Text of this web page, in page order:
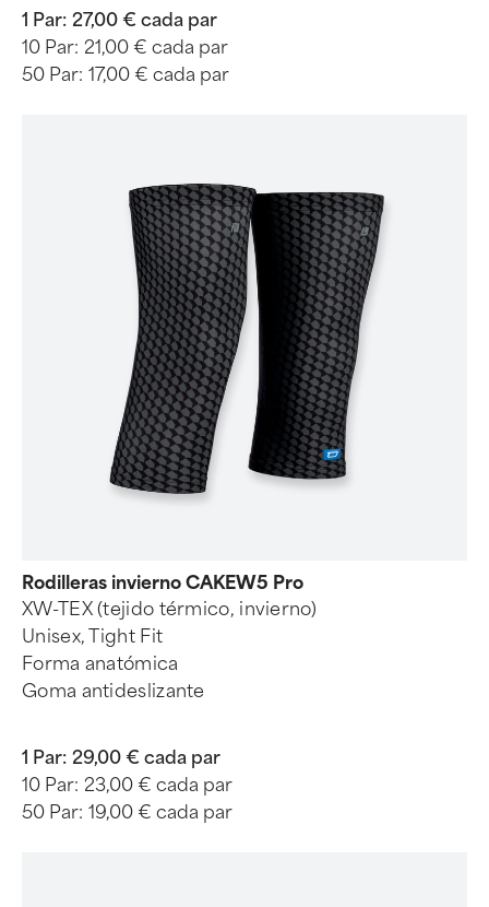
1 Par: 27,00 € cada par
10 Par: 21,00 € cada par
50 Par: 17,00 € cada par
Rodilleras invierno CAKEW5 Pro
XW-TEX (tejido térmico, invierno)
Unisex, Tight Fit
Forma anatómica
Goma antideslizante
1 Par: 29,00 € cada par
10 Par: 23,00 € cada par
50 Par: 19,00 € cada par